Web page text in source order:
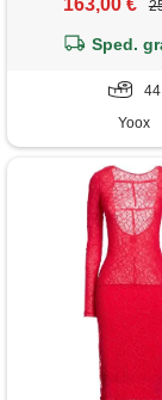
163,00 €
Sped.
44
Yoox